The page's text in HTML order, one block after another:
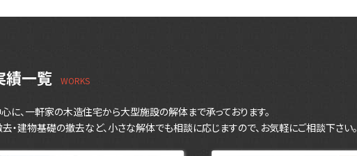
績一覧
に、一軒家の木造住宅から大型施設の解体まで承っております。
・建物基礎の撤去など、小さな解体でも相談に応じますので、お気軽にご相談下さい。